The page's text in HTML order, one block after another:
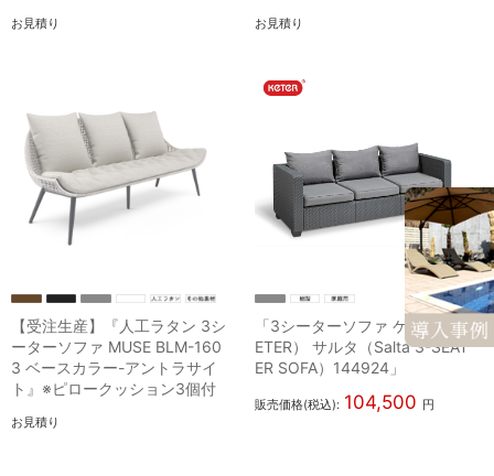
お見積り お見積り
【受注生産】『人工ラタン 3シ
ーターソファ MUSE BLM-160
3 ベースカラー-アントラサイ
ト』※ピロークッション3個付
お見積り
「3シーターソファ ケター（K
ETER） サルタ（Salta 3-SEAT
ER SOFA）144924」
販売価格(税込): 104,500 円